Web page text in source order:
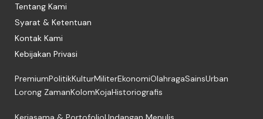
Tentang Kami
Syarat & Ketentuan
Kontak Kami
Kebijakan Privasi
PremiumPolitikKulturMiliterEkonomiOlahragaSainsUrban
Lorong ZamanKolomKojaHistoriografis